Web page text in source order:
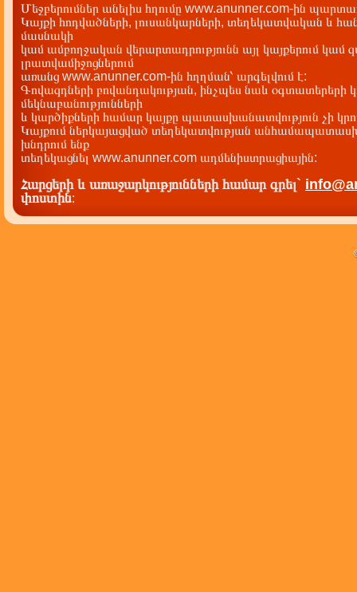
Մեջբերումներ անելիս հղումը www.anunner.com-ին
Կայքի հոդվածների, լուսանկարների, տեղեկատվական և
մասնակի
կամ ամբողջական վերարտադրությունն այլ կայքերում կամ
լրատվամիջոցներում
առանց www.anunner.com-ին հղղման՝ արգելվում է:
Գովազդների բովանդակության, ինչպես նաև օգտատերերի
մեկնաբանությունների
և կարծիքների համար կայքը պատասխանատվություն չի
Կայքում ներկայացված տեղեկատվության
խնդրում ենք
տեղեկացնել www.anunner.com ադմենիստրացիային:
Հարցերի և առաջարկությունների համար գրել`
փոստին: